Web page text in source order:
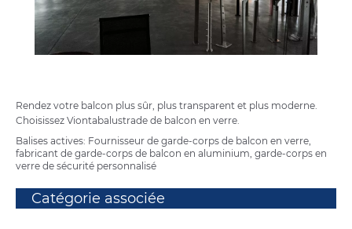
Rendez votre balcon plus sûr, plus transparent et plus moderne.
Choisissez Vionta balustrade de balcon en verre.
Balises actives: Fournisseur de garde-corps de balcon en verre,
fabricant de garde-corps de balcon en aluminium, garde-corps en
verre de sécurité personnalisé
Catégorie associée